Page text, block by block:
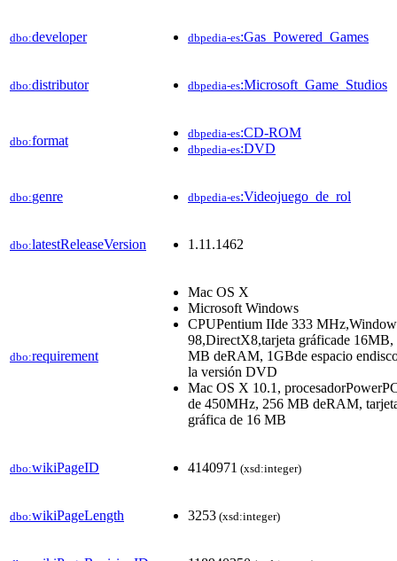
dbo:developer dbpedia-es:Gas_Powered_Games
dbo:distributor dbpedia-es:Microsoft_Game_Studios
dbo:format dbpedia-es:CD-ROM
dbpedia-es:DVD
dbo:genre dbpedia-es:Videojuego_de_rol
dbo:latestReleaseVersion 1.11.1462
dbo:requirement
Mac OS X
Microsoft Windows
CPUPentium IIde 333
98,DirectX8,tarjeta gráficade 16MB,
MB deRAM, 1GBde espacio
la versión DVD
Mac OS X 10.1,
de 450MHz, 256 MB deRAM,
gráfica de 16 MB
dbo:wikiPageID 4140971 (xsd:integer)
dbo:wikiPageLength 3253 (xsd:integer)